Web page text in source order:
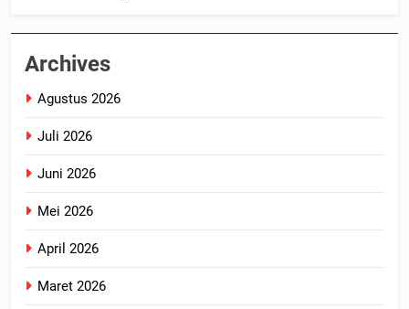
Archives
Agustus 2026
Juli 2026
Juni 2026
Mei 2026
April 2026
Maret 2026